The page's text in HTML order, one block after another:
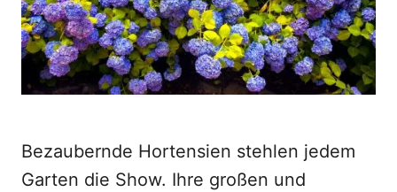
Bezaubernde Hortensien stehlen jedem
Garten die Show. Ihre großen und